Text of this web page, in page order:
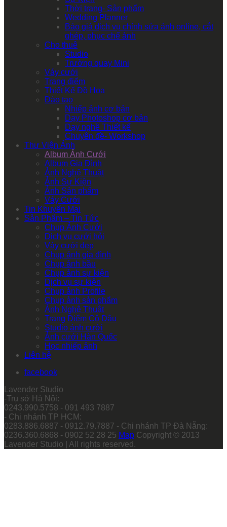
Thời trang- Sản phẩm
Wedding Planner
Báo giá dịch vụ chỉnh sửa ảnh online, cắt
ghép, phục chế ảnh
Cho thuê
Studio
Trường quay Mini
Váy cưới
Trang điểm
Thiết Kế Đồ Họa
Đào tạo
Nhiếp ảnh cơ bản
Dạy Photoshop cơ bản
Dạy nghề Thiết kế
Chuyên đề- Workshop
Thư Viện Ảnh
Album Ảnh Cưới
Album Gia Đình
Ảnh Nghệ Thuật
Ảnh Sự Kiện
Ảnh Sản phẩm
Váy Cưới
Tin Khuyến Mại
Sản Phẩm – Tin Tức
Chụp Ảnh Cưới
Dịch vụ cưới hỏi
Váy cưới đẹp
Chụp ảnh gia đình
Chụp ảnh bầu
Chụp ảnh sự kiện
Dịch vụ sự kiện
Chụp ảnh Profile
Chụp ảnh sản phẩm
Ảnh Nghệ Thuật
Trang Điểm Cô Dâu
Studio ảnh cưới
Ảnh cưới Hàn Quốc
Học nhiếp ảnh
Liên hệ
facebook
Lavender Studio
-Trụ sở Hà Nội:
0243.990.5758 - 091 493 7887
- Chi nhánh TP HCM:
0283.886.6887 - 0912.79.7887 - Chi nhánh TP Đà Nẵng:
0236.360.6868 - 0902 52 28 25 Map Copyright © 2013
Lavender Studio | All rights reserved.